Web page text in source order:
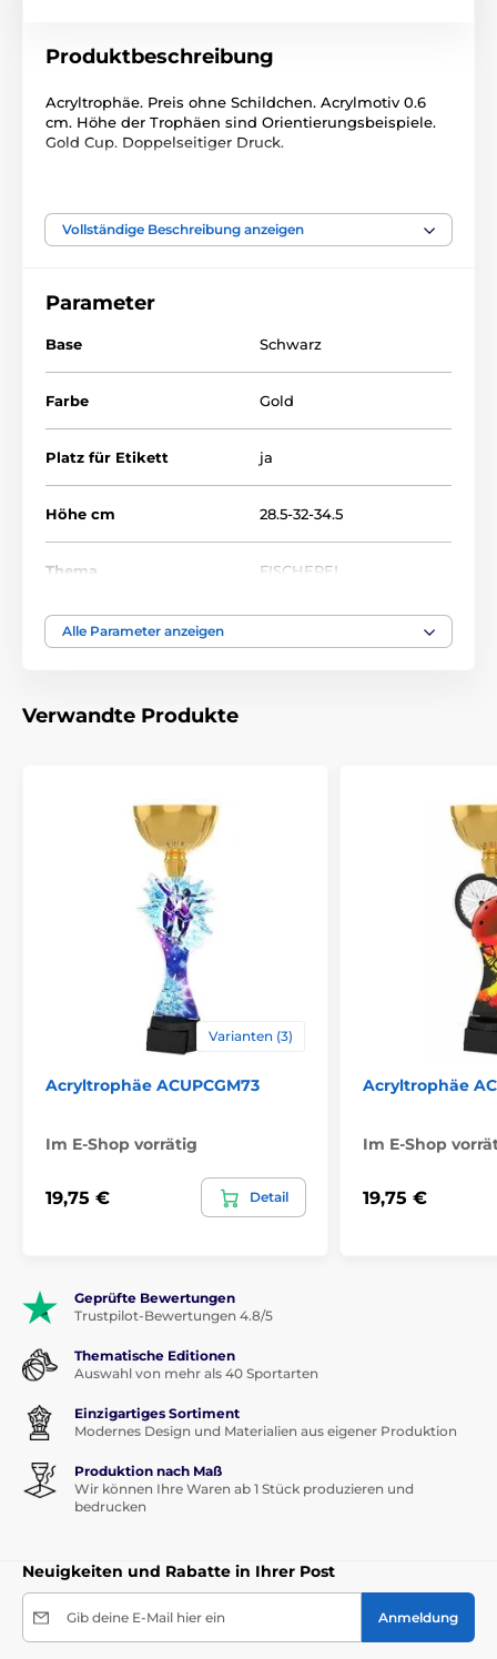
Produktbeschreibung
Acryltrophäe. Preis ohne Schildchen. Acrylmotiv 0.6
cm. Höhe der Trophäen sind Orientierungsbeispiele.
Gold Cup. Doppelseitiger Druck.
Angeln Acryltrophäen ACUPCG
Vollständige Beschreibung anzeigen
Parameter
Base Schwarz
Farbe Gold
Platz für Etikett ja
Höhe cm 28.5-32-34.5
Thema FISCHEREI
Auszeichnungstyp
Alle Parameter anzeigen
Verwandte Produkte
Varianten (3)
Acryltrophäe ACUPCGM73
Im E-Shop vorrätig
19,75 € Detail
Acryltrophäe
Im E-Shop
19,75 €
Geprüfte Bewertungen
Trustpilot-Bewertungen 4.8/5
Thematische Editionen
Auswahl von mehr als 40 Sportarten
Einzigartiges Sortiment
Modernes Design und Materialien aus eigener Produktion
Produktion nach Maß
Wir können Ihre Waren ab 1 Stück produzieren und
bedrucken
Neuigkeiten und Rabatte in Ihrer Post
Gib deine E-Mail hier ein Anmeldung